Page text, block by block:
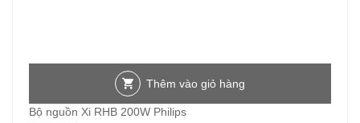
Thêm vào giỏ hàng
Bộ nguồn Xi RHB 200W Philips